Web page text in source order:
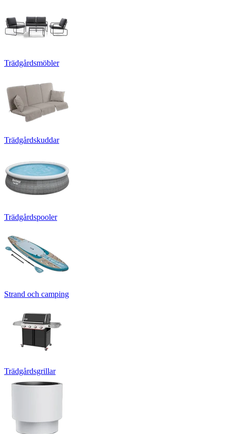
Trädgårdsmöbler
Trädgårdskuddar
Trädgårdspooler
Strand och camping
Trädgårdsgrillar